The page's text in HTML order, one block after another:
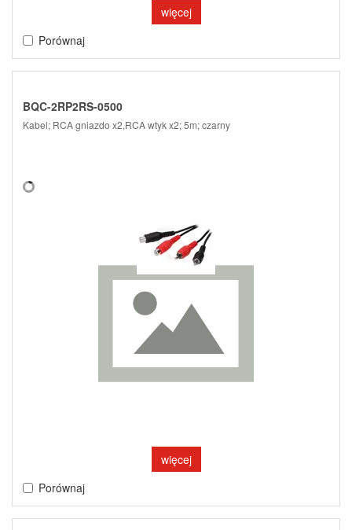
więcej
Porównaj
BQC-2RP2RS-0500
Kabel; RCA gniazdo x2,RCA wtyk x2; 5m; czarny
więcej
Porównaj